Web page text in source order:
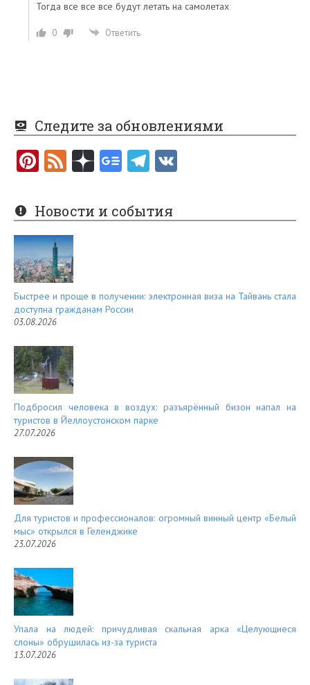
Тогда все все все будут летать на самолетах
0 Ответить
Следите за обновлениями
Pi
er
es
t
F
e
d
Новости и события
Быстрее и проще в получении: электронная виза на Тайвань стала
доступна гражданам России
03.08.2026
Подбросил человека в воздух: разъярённый бизон напал на
туристов в Йеллоустонском парке
27.07.2026
Для туристов и профессионалов: огромный винный центр «Белый
мыс» открылся в Геленджике
23.07.2026
Упала на людей: причудливая скальная арка «Целующиеся
слоны» обрушилась из-за туриста
13.07.2026